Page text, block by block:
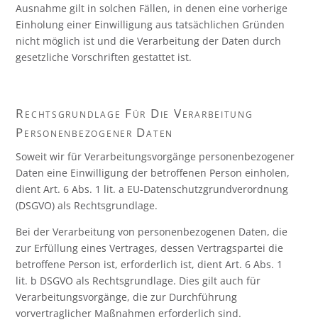
Ausnahme gilt in solchen Fällen, in denen eine vorherige
Einholung einer Einwilligung aus tatsächlichen Gründen
nicht möglich ist und die Verarbeitung der Daten durch
gesetzliche Vorschriften gestattet ist.
Rechtsgrundlage Für Die Verarbeitung
Personenbezogener Daten
Soweit wir für Verarbeitungsvorgänge personenbezogener
Daten eine Einwilligung der betroffenen Person einholen,
dient Art. 6 Abs. 1 lit. a EU-Datenschutzgrundverordnung
(DSGVO) als Rechtsgrundlage.
Bei der Verarbeitung von personenbezogenen Daten, die
zur Erfüllung eines Vertrages, dessen Vertragspartei die
betroffene Person ist, erforderlich ist, dient Art. 6 Abs. 1
lit. b DSGVO als Rechtsgrundlage. Dies gilt auch für
Verarbeitungsvorgänge, die zur Durchführung
vorvertraglicher Maßnahmen erforderlich sind.